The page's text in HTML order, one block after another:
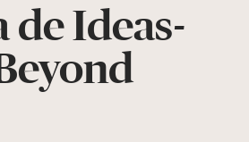
de Ideas-